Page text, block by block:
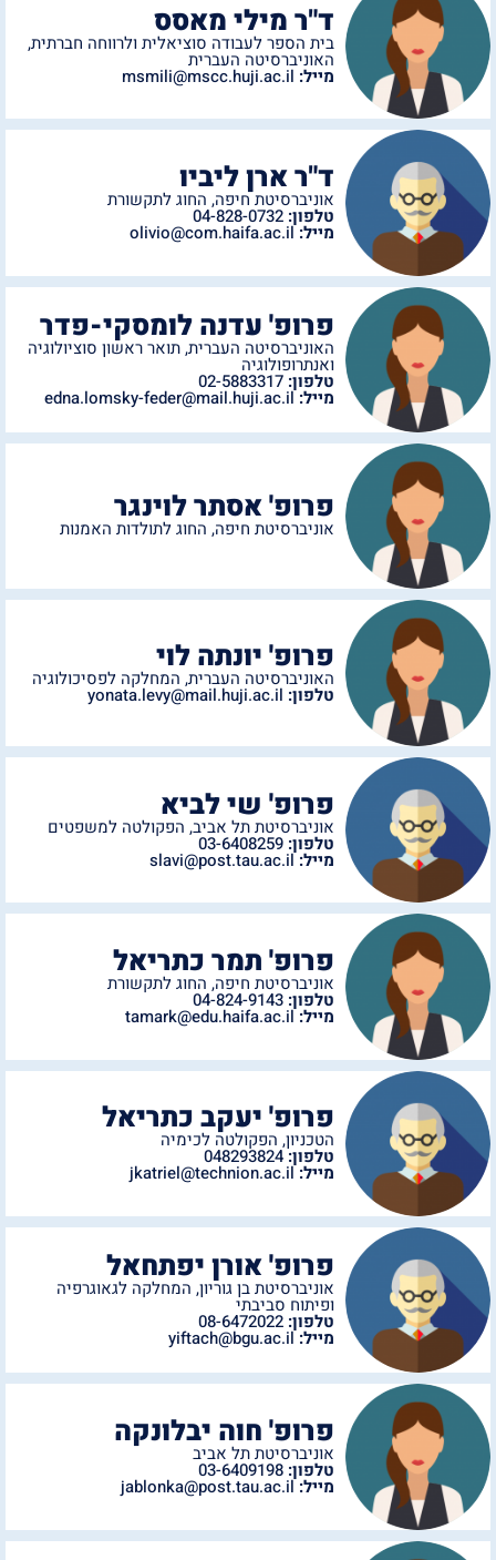
ד"ר מילי מאסס
בית הספר לעבודה סוציאלית ולרווחה חברתית,
האוניברסיטה העברית
מייל: msmili@mscc.huji.ac.il
ד"ר ארן ליביו
אוניברסיטת חיפה, החוג לתקשורת
טלפון: 04-828-0732
מייל:olivio@com.haifa.ac.il
פרופ' עדנה לומסקי-פדר
האוניברסיטה העברית,תואר ראשון סוציולוגיה
ואנתרופולוגיה
טלפון: 02-5883317
מייל:edna.lomsky-feder@mail.huji.ac.il
פרופ' אסתר לוינגר
אוניברסיטת חיפה, החוג לתולדות האמנות
פרופ' יונתה לוי
האוניברסיטה העברית, המחלקה לפסיכולוגיה
טלפון: yonata.levy@mail.huji.ac.il
פרופ' שי לביא
אוניברסיטת תל אביב, הפקולטה למשפטים
טלפון: 03-6408259
מייל:slavi@post.tau.ac.il
פרופ' תמר כתריאל
אוניברסיטת חיפה, החוג לתקשורת
טלפון: 04-824-9143
מייל:tamark@edu.haifa.ac.il
פרופ' יעקב כתריאל
הטכניון, הפקולטה לכימיה
טלפון:048293824
מייל:jkatriel@technion.ac.il
פרופ' אורן יפתחאל
אוניברסיטת בן גוריון, המחלקה לגאוגרפיה
ופיתוח סביבתי
טלפון: 08-6472022
מייל:yiftach@bgu.ac.il
פרופ' חוה יבלונקה
אוניברסיטת תל אביב
טלפון: 03-6409198
מייל:jablonka@post.tau.ac.il